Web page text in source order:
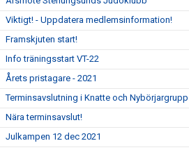
Viktigt! - Uppdatera medlemsinformation!
Framskjuten start!
Info träningsstart VT-22
Årets pristagare - 2021
Terminsavslutning i Knatte och Nybörjargrupp
Nära terminsavslut!
Julkampen 12 dec 2021